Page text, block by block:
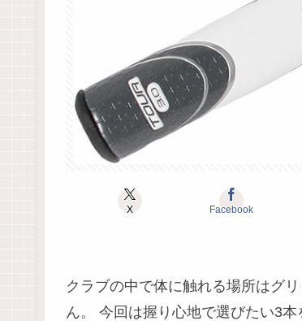
X Facebook
クラブの中で体に触れる場所はグ
ん。 今回は握り心地で選びたい3本